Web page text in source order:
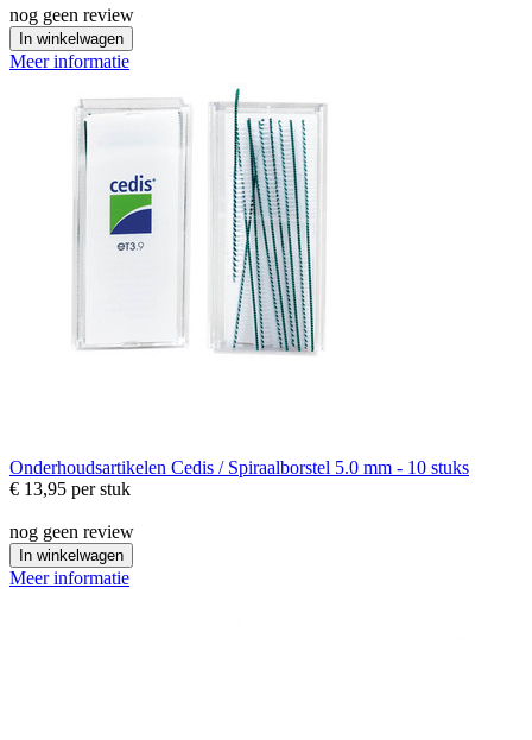
nog geen review
In winkelwagen
Meer informatie
Onderhoudsartikelen Cedis / Spiraalborstel 5.0 mm - 10 stuks
€ 13,95 per stuk
nog geen review
In winkelwagen
Meer informatie